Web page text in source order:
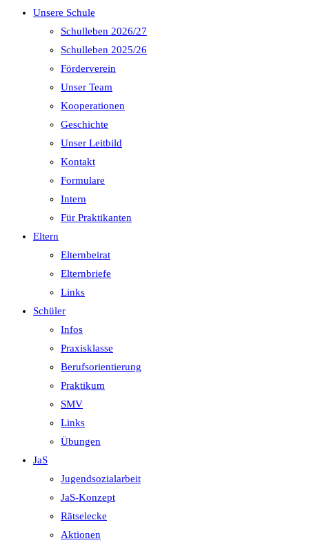
Unsere Schule
Schulleben 2026/27
Schulleben 2025/26
Förderverein
Unser Team
Kooperationen
Geschichte
Unser Leitbild
Kontakt
Formulare
Intern
Für Praktikanten
Eltern
Elternbeirat
Elternbriefe
Links
Schüler
Infos
Praxisklasse
Berufsorientierung
Praktikum
SMV
Links
Übungen
JaS
Jugendsozialarbeit
JaS-Konzept
Rätselecke
Aktionen